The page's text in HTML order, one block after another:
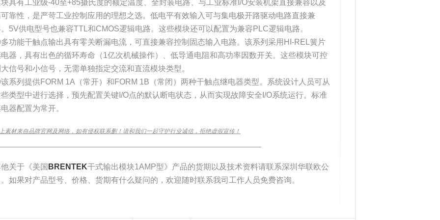
具有工业级-40至+85摄氏度的额定温度、全封装电路、与工业标准I/O安装机架直接兼容以及
靠性，是严苛工业控制应用的理想之选。低电平有效输入可与集电极开路驱动电路直接兼
5V供电型号也兼容TTL和CMOS逻辑电路。这些模块还可以配置为兼容PLC逻辑电路。
功能干触点输出具有零关断漏电流，可直接兼容控制固态输入电路。该系列采用HI-REL簧片
器，具有出色的循环寿命（1亿次机械操作）、低导通电阻和高功率因数开关。这些模块可控
信号和小信号，无需单独指定交流和直流模块类型。
系列提供FORM 1A（常开）和FORM 1B（常闭）两种干触点继电器类型。系统设计人员可从
类型中进行选择，预先配置关键I/O点的默认断电状态，从而实现故障安全I/O系统运行。标准
器配置为常开。
素材来自品牌官网及网络，如有侵权联系删！请和我们一起守护行业诚信，拒绝虚假宣传！
关于《美国 BRENTEK干式输出模块1AMP型》产品的货期以及技术资料请联系深圳华联欧公
如果对产品型号、价格、货期有什么疑问的，欢迎随时联系我司工作人员免费咨询。